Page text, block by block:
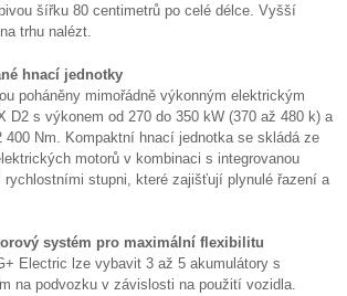
šířku 80 centimetrů po celé délce. Vyšší
trhu nalézt.
hnací jednotky
poháněny mimořádně výkonným elektrickým
D2 s výkonem od 270 do 350 kW (370 až 480 k) a
400 Nm. Kompaktní hnací jednotka se skládá ze
motorů v kombinaci s integrovanou
rychlostními stupni, které zajišťují plynulé řazení a
systém pro maximální flexibilitu
Electric lze vybavit 3 až 5 akumulátory s
na podvozku v závislosti na použití vozidla.